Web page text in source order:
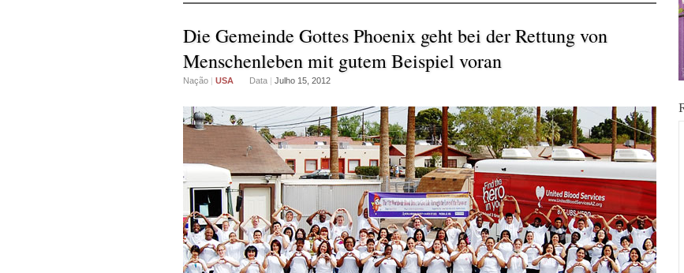
Die Gemeinde Gottes Phoenix geht bei der Rettung von
Menschenleben mit gutem Beispiel voran
Nação | USA Data | Julho 15, 2012